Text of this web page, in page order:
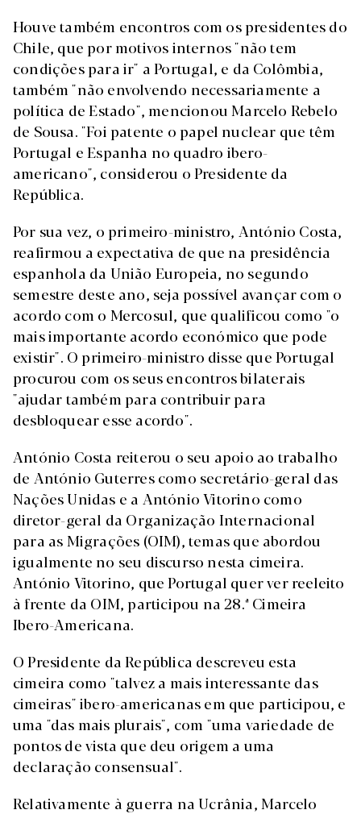
Houve também encontros com os presidentes do
Chile, que por motivos internos "não tem
condições para ir" a Portugal, e da Colômbia,
também "não envolvendo necessariamente a
política de Estado", mencionou Marcelo Rebelo
de Sousa. "Foi patente o papel nuclear que têm
Portugal e Espanha no quadro ibero-
americano", considerou o Presidente da
República.
Por sua vez, o primeiro-ministro, António Costa,
reafirmou a expectativa de que na presidência
espanhola da União Europeia, no segundo
semestre deste ano, seja possível avançar com o
acordo com o Mercosul, que qualificou como "o
mais importante acordo económico que pode
existir". O primeiro-ministro disse que Portugal
procurou com os seus encontros bilaterais
"ajudar também para contribuir para
desbloquear esse acordo".
António Costa reiterou o seu apoio ao trabalho
de António Guterres como secretário-geral das
Nações Unidas e a António Vitorino como
diretor-geral da Organização Internacional
para as Migrações (OIM), temas que abordou
igualmente no seu discurso nesta cimeira.
António Vitorino, que Portugal quer ver reeleito
à frente da OIM, participou na 28.ª Cimeira
Ibero-Americana.
O Presidente da República descreveu esta
cimeira como "talvez a mais interessante das
cimeiras" ibero-americanas em que participou, e
uma "das mais plurais", com "uma variedade de
pontos de vista que deu origem a uma
declaração consensual".
Relativamente à guerra na Ucrânia, Marcelo